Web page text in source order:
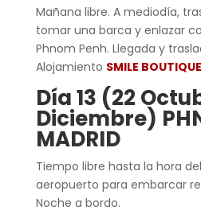
Mañana libre. A mediodía,
tomar una barca y enlazar
Phnom Penh. Llegada y
Alojamiento SMILE
Día 13 (22
Diciembre)
MADRID
Tiempo libre hasta la hora
aeropuerto para embarcar
Noche a bordo.